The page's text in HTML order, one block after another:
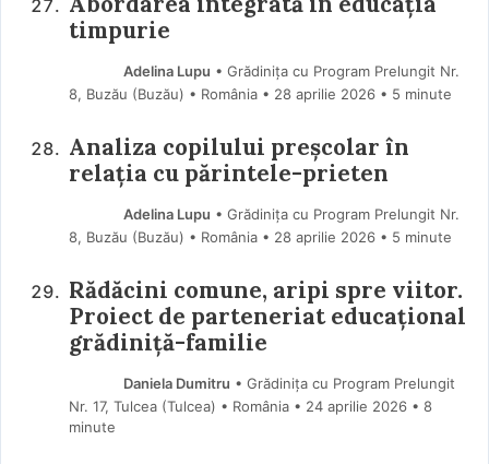
timpurie
Adelina Lupu • Grădinița cu Program Prelungit Nr.
8, Buzău (Buzău) • România
28 aprilie 2026 • 5 minute
Analiza copilului preșcolar în
relația cu părintele-prieten
Adelina Lupu • Grădinița cu Program Prelungit Nr.
8, Buzău (Buzău) • România
28 aprilie 2026 • 5 minute
Rădăcini comune, aripi spre viitor.
Proiect de parteneriat educațional
grădiniță-familie
Daniela Dumitru • Grădinița cu Program Prelungit
Nr. 17, Tulcea (Tulcea) • România
24 aprilie 2026 • 8
minute